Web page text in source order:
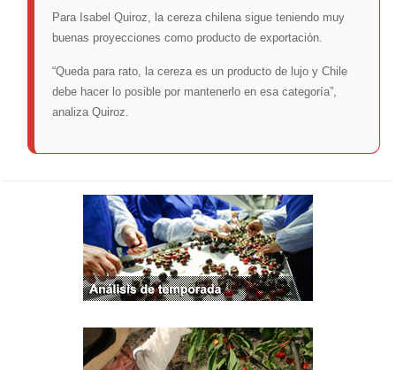
Para Isabel Quiroz, la cereza chilena sigue teniendo muy
buenas proyecciones como producto de exportación.
“Queda para rato, la cereza es un producto de lujo y Chile
debe hacer lo posible por mantenerlo en esa categoría”,
analiza Quiroz.